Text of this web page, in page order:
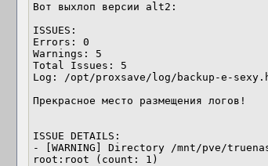
Вот выхлоп версии alt2:
ISSUES:
Errors: 0
Warnings: 5
Total Issues: 5
Log: /opt/proxsave/log/backup-e-
Прекрасное место размещения логов!
ISSUE DETAILS:
- [WARNING] Directory /mnt/pve/
root:root (count: 1)